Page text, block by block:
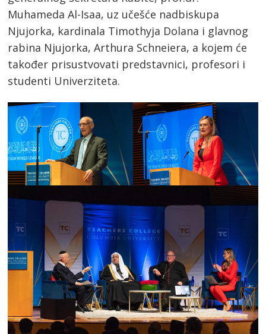
Muhameda Al-Isaa, uz učešće nadbiskupa
Njujorka, kardinala Timothyja Dolana i glavnog
rabina Njujorka, Arthura Schneiera, a kojem će
također prisustvovati predstavnici, profesori i
studenti Univerziteta.